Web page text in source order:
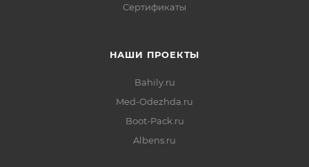
Сертификаты
НАШИ ПРОЕКТЫ
Bahily.ru
Med-Odezhda.ru
Boot-Pack.ru
Albens.ru